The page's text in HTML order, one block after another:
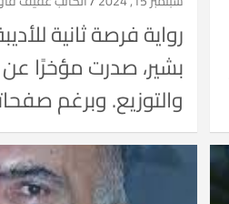
رواية فرصة ثانية
بشير، صدرت مؤخرًا عن
والتوزيع. وبرغم